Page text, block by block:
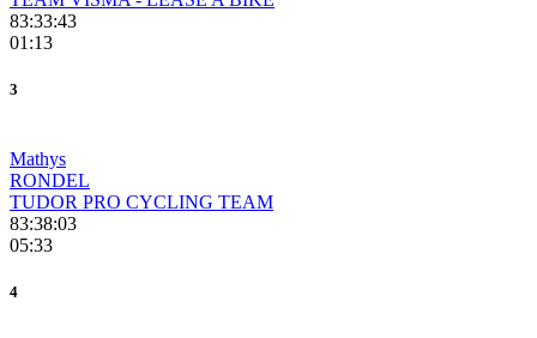
83:33:43
01:13
3
Mathys
RONDEL
TUDOR PRO CYCLING TEAM
83:38:03
05:33
4